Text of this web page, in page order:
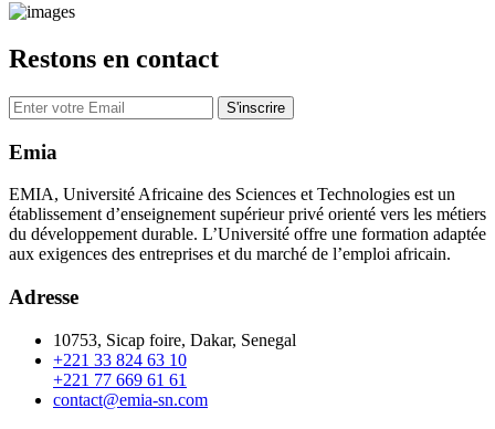
Restons en contact
S'inscrire
Emia
EMIA, Université Africaine des Sciences et Technologies est un
établissement d’enseignement supérieur privé orienté vers les métiers
du développement durable. L’Université offre une formation adaptée
aux exigences des entreprises et du marché de l’emploi africain.
Adresse
10753, Sicap foire, Dakar, Senegal
+221 33 824 63 10
+221 77 669 61 61
contact@emia-sn.com